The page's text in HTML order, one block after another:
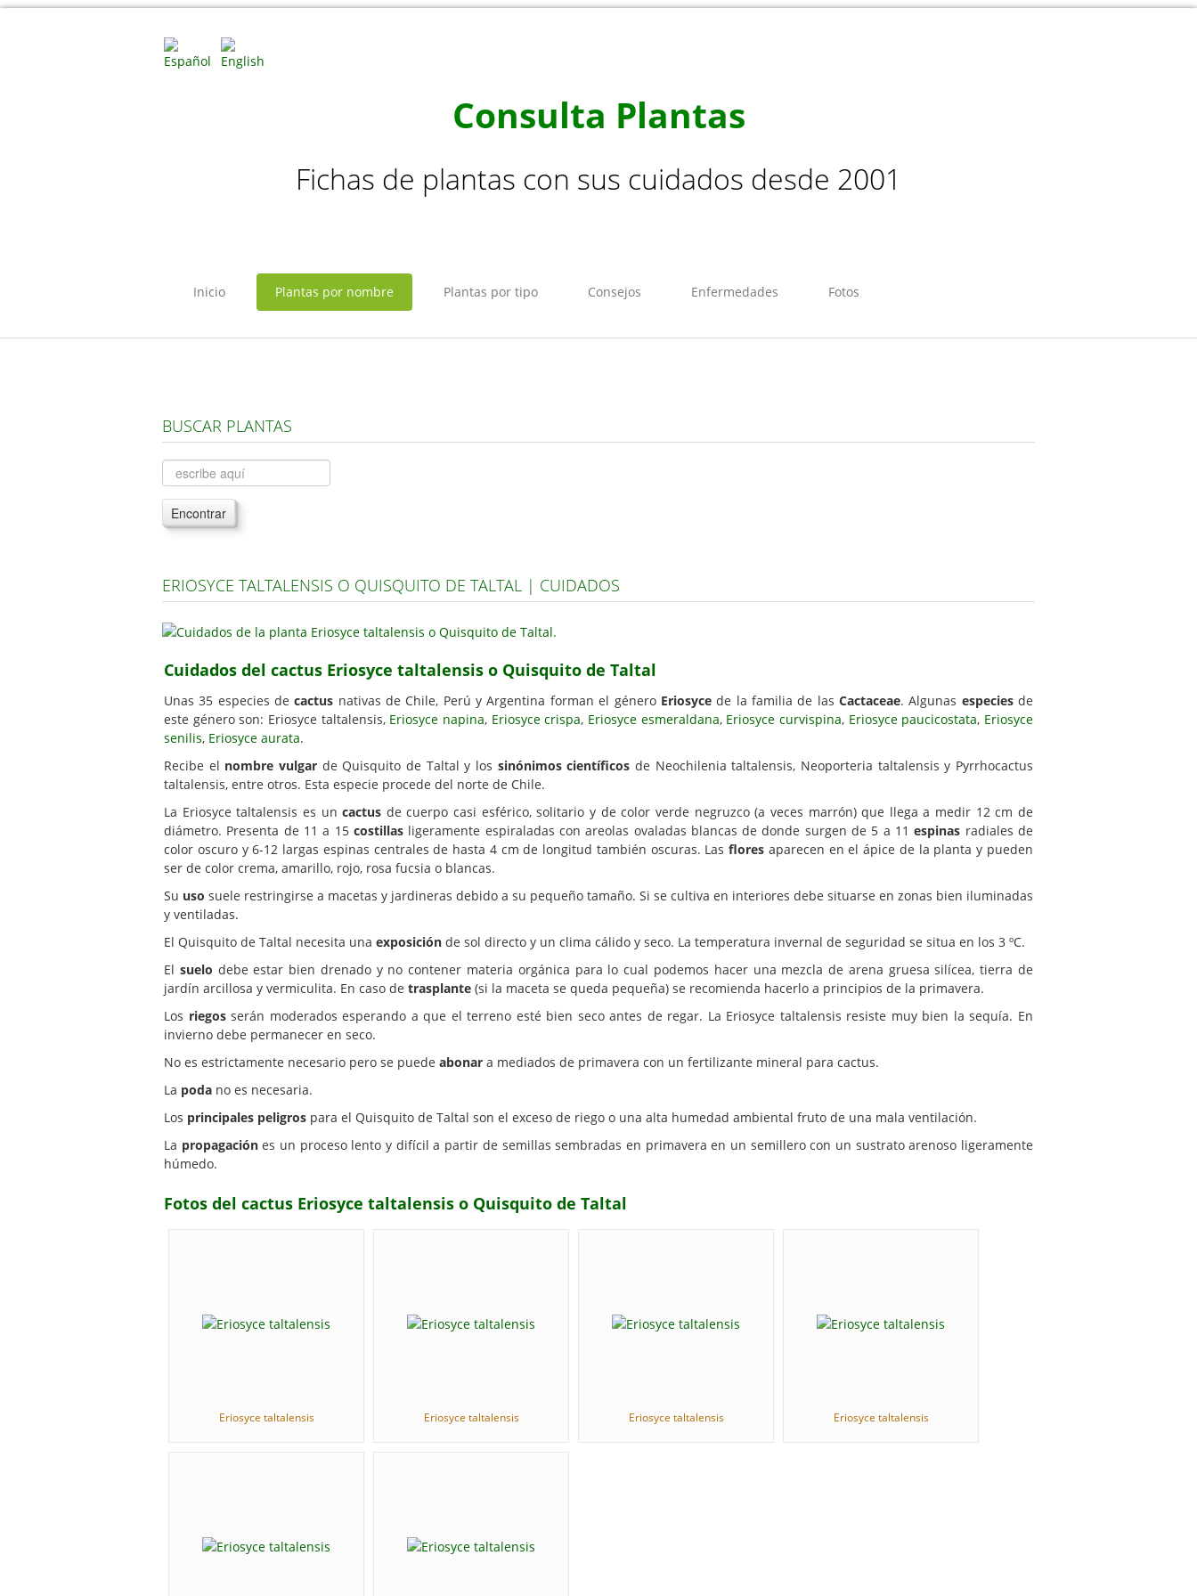
Consulta Plantas
Fichas de plantas con sus cuidados desde 2001
Inicio Plantas por nombre Plantas por tipo Consejos Enfermedades Fotos
BUSCAR PLANTAS
Encontrar
ERIOSYCE TALTALENSIS O QUISQUITO DE TALTAL | CUIDADOS
Cuidados del cactus Eriosyce taltalensis o Quisquito de Taltal
Unas 35 especies decactus nativas de Chile, Perú y Argentina forman el género Eriosycede la familia de las Cactaceae. Algunas especiesde
este género son: Eriosyce taltalensis, Eriosyce napina, Eriosyce crispa, Eriosyce esmeraldana, Eriosyce curvispina, Eriosyce paucicostata, Eriosyce
senilis, Eriosyce aurata.
Recibe el nombre vulgar de Quisquito de Taltal y los sinónimos científicos de Neochilenia taltalensis, Neoporteria taltalensis y Pyrrhocactus
taltalensis, entre otros. Esta especie procede del norte de Chile.
La Eriosyce taltalensis es uncactus de cuerpo casi esférico, solitario y de color verde negruzco (a veces marrón) que llega a medir 12 cm de
diámetro. Presenta de 11 a 15 costillasligeramente espiraladas con areolas ovaladas blancas de donde surgen de 5 a 11espinas radiales de
color oscuro y 6-12 largas espinas centrales de hasta 4 cm de longitud también oscuras. Lasflores aparecen en el ápice de la planta y pueden
ser de color crema, amarillo, rojo, rosa fucsia o blancas.
Su uso suele restringirse a macetas y jardineras debido a su pequeño tamaño. Si se cultiva en interiores debe situarse en zonas bien iluminadas
y ventiladas.
El Quisquito de Taltal necesita una exposición de sol directo y un clima cálido y seco. La temperatura invernal de seguridad se situa en los 3 ºC.
El suelo debe estar bien drenado y no contener materia orgánica para lo cual podemos hacer una mezcla de arena gruesa silícea, tierra de
jardín arcillosa y vermiculita. En caso de trasplante (si la maceta se queda pequeña) se recomienda hacerlo a principios de la primavera.
Los riegosserán moderados esperando a que el terreno esté bien seco antes de regar. La Eriosyce taltalensis resiste muy bien la sequía. En
invierno debe permanecer en seco.
No es estrictamente necesario pero se puede abonar a mediados de primavera con un fertilizante mineral para cactus.
La poda no es necesaria.
Los principales peligros para el Quisquito de Taltal son el exceso de riego o una alta humedad ambiental fruto de una mala ventilación.
La propagaciónes un proceso lento y difícil a partir de semillas sembradas en primavera en un semillero con un sustrato arenoso ligeramente
húmedo.
Fotos del cactus Eriosyce taltalensis o Quisquito de Taltal
Eriosyce taltalensis Eriosyce taltalensis Eriosyce taltalensis Eriosyce taltalensis